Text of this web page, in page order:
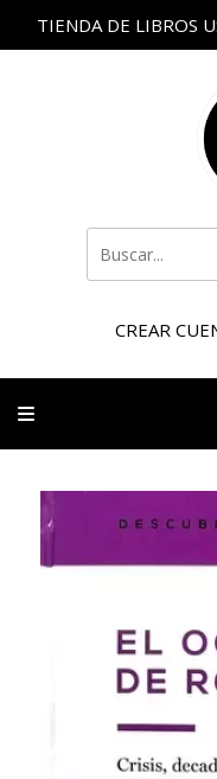
TIENDA DE LIBROS
CREAR